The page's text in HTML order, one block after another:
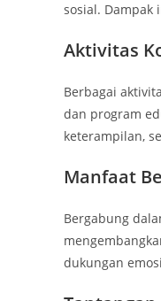
sosial. Dampak
Aktivitas
Berbagai
dan program
keterampilan,
Manfaat
Bergabung
dukungan